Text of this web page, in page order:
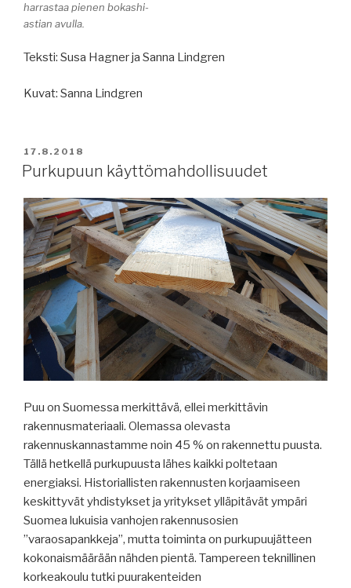
harrastaa pienen bokashi-
astian avulla.
Teksti: Susa Hagner ja Sanna Lindgren
Kuvat: Sanna Lindgren
JULKAISTU
17.8.2018
Purkupuun käyttömahdollisuudet
Puu on Suomessa merkittävä, ellei merkittävin
rakennusmateriaali. Olemassa olevasta
rakennuskannastamme noin 45 % on rakennettu puusta.
Tällä hetkellä purkupuusta lähes kaikki poltetaan
energiaksi. Historiallisten rakennusten korjaamiseen
keskittyvät yhdistykset ja yritykset ylläpitävät ympäri
Suomea lukuisia vanhojen rakennusosien
”varaosapankkeja”, mutta toiminta on purkupuujätteen
kokonaismäärään nähden pientä. Tampereen teknillinen
korkeakoulu tutki puurakenteiden